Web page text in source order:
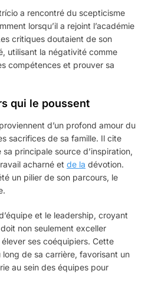
a rencontré du scepticisme
lorsqu’il a rejoint l’académie
critiques doutaient de son
utilisant la négativité comme
compétences et prouver sa
qui le poussent
d’un profond amour du
sacrifices de sa famille. Il cite
principale source d’inspiration,
acharné et de la dévotion.
un pilier de son parcours, le
et le leadership, croyant
non seulement exceller
ses coéquipiers. Cette
long de sa carrière, favorisant un
au sein des équipes pour